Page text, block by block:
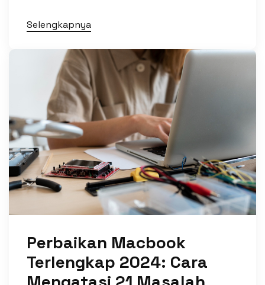
Selengkapnya
Perbaikan Macbook
Terlengkap 2024: Cara